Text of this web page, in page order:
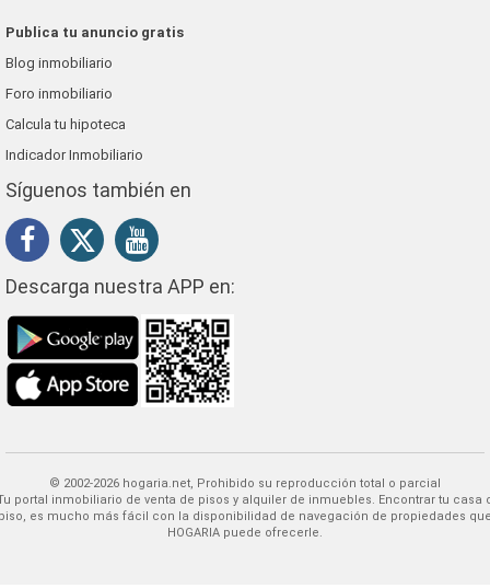
Publica tu anuncio gratis
Blog inmobiliario
Foro inmobiliario
Calcula tu hipoteca
Indicador Inmobiliario
Síguenos también en
Descarga nuestra APP en:
© 2002-2026 hogaria.net, Prohibido su reproducción total o parcial
Encontrar tu casa o
es mucho más fácil con la disponibilidad de navegación de propiedades
HOGARIA puede ofrecerle.